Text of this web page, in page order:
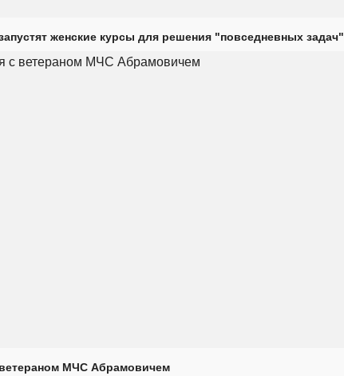
женские курсы для решения "повседневных задач"
МЧС Абрамовичем